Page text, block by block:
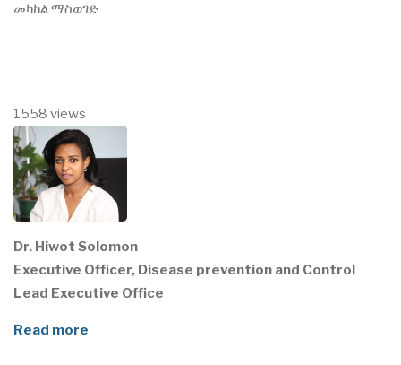
መካከል ማስወገድ
1558 views
Dr. Hiwot Solomon
Executive Officer, Disease prevention and Control
Lead Executive Office
Read more